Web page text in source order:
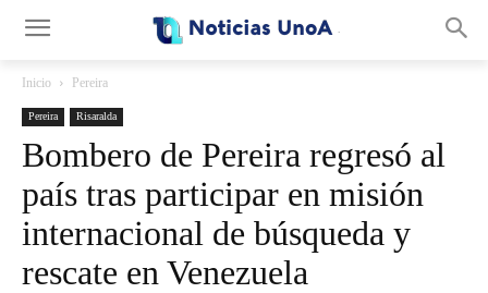
Inicio Pereira
Pereira Risaralda
Bombero de Pereira regresó al
país tras participar en misión
internacional de búsqueda y
rescate en Venezuela